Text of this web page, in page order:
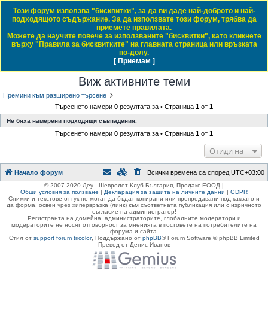
Daewoo & Chevrolet Club Bulgaria
ЧЗВ Правила на форума Влез
Регистрация
Начало форум
Виж активните теми
Виж активните теми
Премини към разширено търсене
Търсенето намери 0 резултата за • Страница 1 от 1
Не бяха намерени подходящи съвпадения.
Търсенето намери 0 резултата за • Страница 1 от 1
Отиди на
Този форум използва "бисквитки", за да ви даде най-доброто и най-
подходящото съдържание. За да използвате този форум, трябва да
приемете правилата.
Можете да научите повече за използваните "бисквитки", като кликнете
върху "Правила за бисквитките" на главната страница или връзката
по-долу.
[ Приемам ]
Начало форум Всички времена са според UTC+03:00
© 2007-2020 Деу - Шевролет Клуб България, Продакс ЕООД |
Общи условия за ползване | Декларация за защита на личните данни | GDPR
Снимки и текстове оттук не могат да бъдат копирани или препредавани под каквато и
да форма, освен чрез хипервръзка (линк) към съответната публикация или с изричното
съгласие на администратор!
Регистранта на домейна, администраторите, глобалните модератори и
модераторите не носят отговорност за мненията в постовете на потребителите на
форума и сайта.
Стил от support forum tricolor, Поддържано от phpBB® Forum Software © phpBB Limited
Превод от Денис Иванов